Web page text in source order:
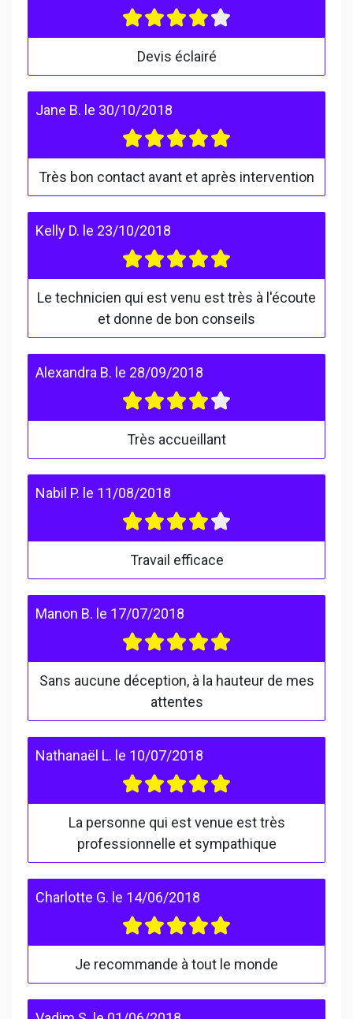
Devis éclairé
Jane B. le 30/10/2018
Très bon contact avant et après intervention
Kelly D. le 23/10/2018
Le technicien qui est venu est très à l'écoute
et donne de bon conseils
Alexandra B. le 28/09/2018
Très accueillant
Nabil P. le 11/08/2018
Travail efficace
Manon B. le 17/07/2018
Sans aucune déception, à la hauteur de mes
attentes
Nathanaël L. le 10/07/2018
La personne qui est venue est très
professionnelle et sympathique
Charlotte G. le 14/06/2018
Je recommande à tout le monde